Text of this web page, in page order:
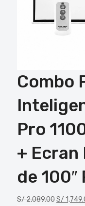
Combo
Pro
+
de
S/2,089.00S/